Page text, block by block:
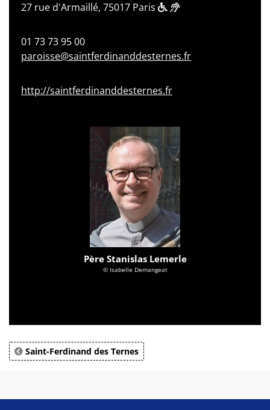
27 rue d'Armaillé, 75017 Paris
01 73 73 95 00
paroisse@saintferdinanddesternes.fr
http://saintferdinanddesternes.fr
Père Stanislas Lemerle
© Isabelle Demangeat
Saint-Ferdinand des Ternes